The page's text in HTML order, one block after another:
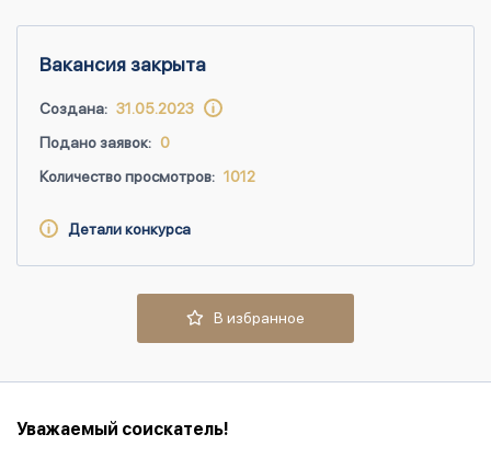
Вакансия закрыта
Создана: 31.05.2023
Подано заявок: 0
Количество просмотров: 1012
Детали конкурса
В избранное
Уважаемый соискатель!